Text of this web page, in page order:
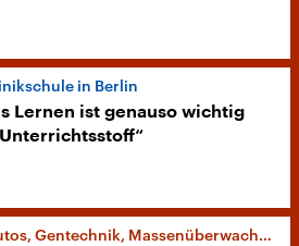
in Berlin
Lernen ist genauso wichtig
Gentechnik, Massenüberwachung